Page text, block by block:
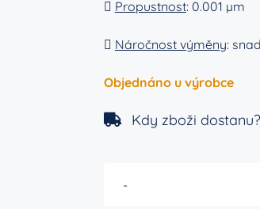
Propustnost: 0.001 µm
Náročnost výměny:
Objednáno u výrobce
Kdy zboži dostanu?